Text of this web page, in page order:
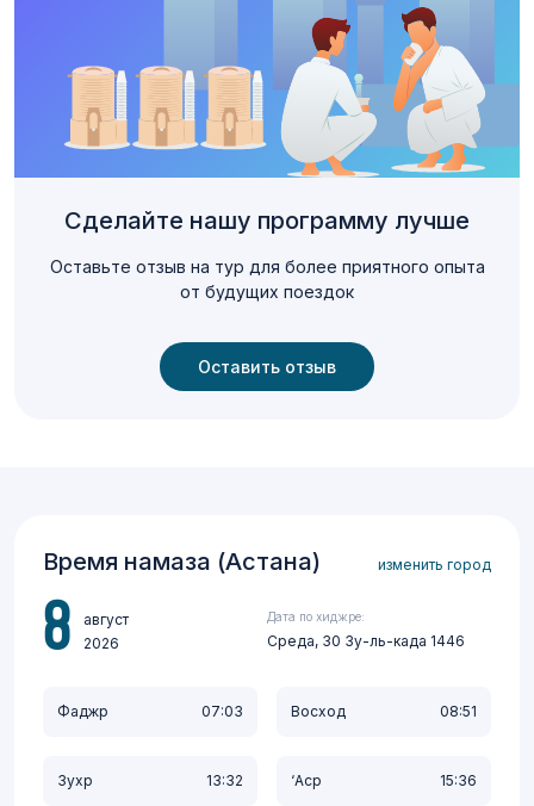
Сделайте нашу программу лучше
Оставьте отзыв на тур для более приятного опыта
от будущих поездок
Оставить отзыв
Время намаза (Астана) изменить город
8
август
2026
Дата по хиджре:
Среда, 30 Зу-ль-када 1446
Фаджр 07:03 Восход 08:51
Зухр 13:32 ‘Аср 15:36